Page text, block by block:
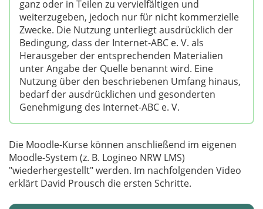
ganz oder in Teilen zu vervielfältigen und
weiterzugeben, jedoch nur für nicht kommerzielle
Zwecke. Die Nutzung unterliegt ausdrücklich der
Bedingung, dass der Internet-ABC e. V. als
Herausgeber der entsprechenden Materialien
unter Angabe der Quelle benannt wird. Eine
Nutzung über den beschriebenen Umfang hinaus,
bedarf der ausdrücklichen und gesonderten
Genehmigung des Internet-ABC e. V.
Die Moodle-Kurse können anschließend im eigenen
Moodle-System (z. B. Logineo NRW LMS)
"wiederhergestellt" werden. Im nachfolgenden Video
erklärt David Prousch die ersten Schritte.